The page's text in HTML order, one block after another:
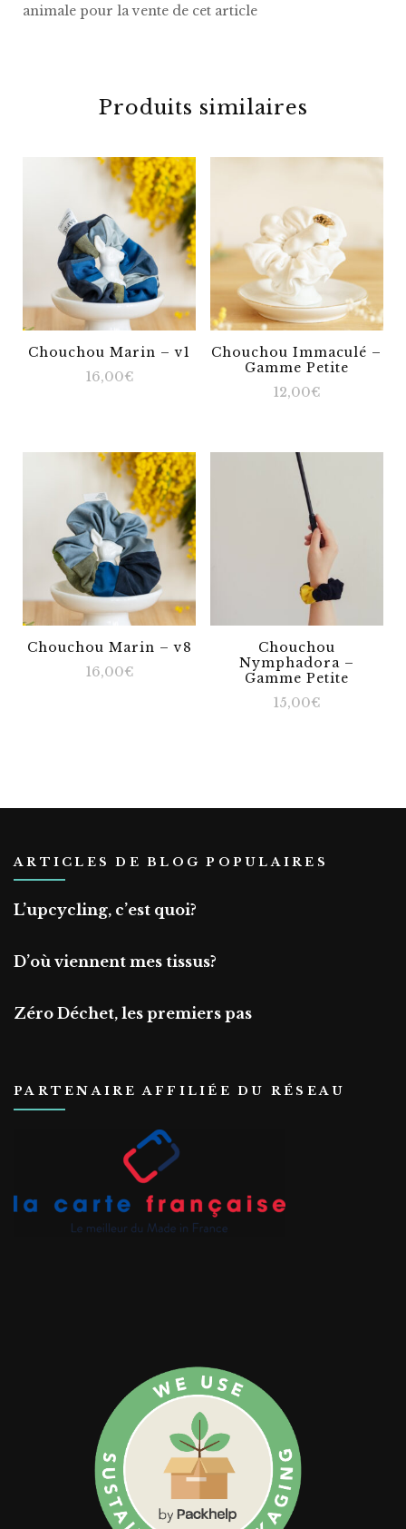
animale pour la vente de cet article
Produits similaires
Chouchou Marin – v1
16,00€
Chouchou Immaculé –
Gamme Petite
12,00€
Chouchou Marin – v8
16,00€
Chouchou
Nymphadora –
Gamme Petite
15,00€
ARTICLES DE BLOG POPULAIRES
L’upcycling, c’est quoi?
D’où viennent mes tissus?
Zéro Déchet, les premiers pas
PARTENAIRE AFFILIÉE DU RÉSEAU